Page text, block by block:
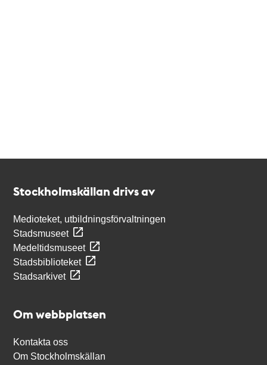
Stockholmskällan drivs av
Medioteket, utbildningsförvaltningen
Stadsmuseet
Medeltidsmuseet
Stadsbiblioteket
Stadsarkivet
Om webbplatsen
Kontakta oss
Om Stockholmskällan